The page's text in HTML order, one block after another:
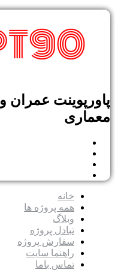
پاورپوینت عمران و
معماری
خانه
همه پروژه ها
وبلاگ
تبادل پروژه
سفارش پروژه
راهنما سایت
تماس باما